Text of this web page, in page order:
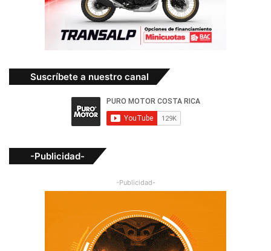
Suscríbete a nuestro canal
-Publicidad-
-Publicidad-